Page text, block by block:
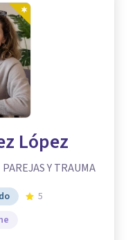
López
Y TRAUMA
5